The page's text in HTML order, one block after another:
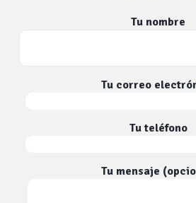
Tu nombre
Tu correo
Tu teléfono
Tu mensaje